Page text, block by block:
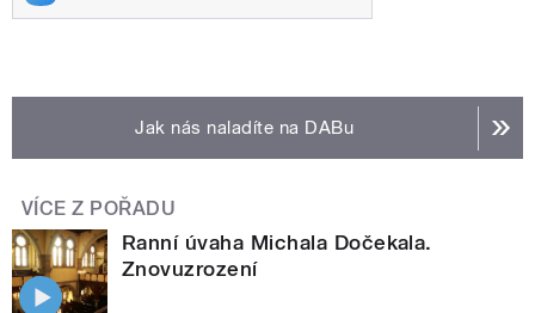
Jak nás naladíte na DABu
VÍCE Z POŘADU
Ranní úvaha Michala Dočekala.
Znovuzrození